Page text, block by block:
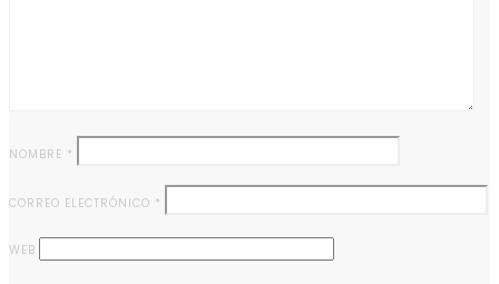
NOMBRE *
CORREO ELECTRÓNICO *
WEB